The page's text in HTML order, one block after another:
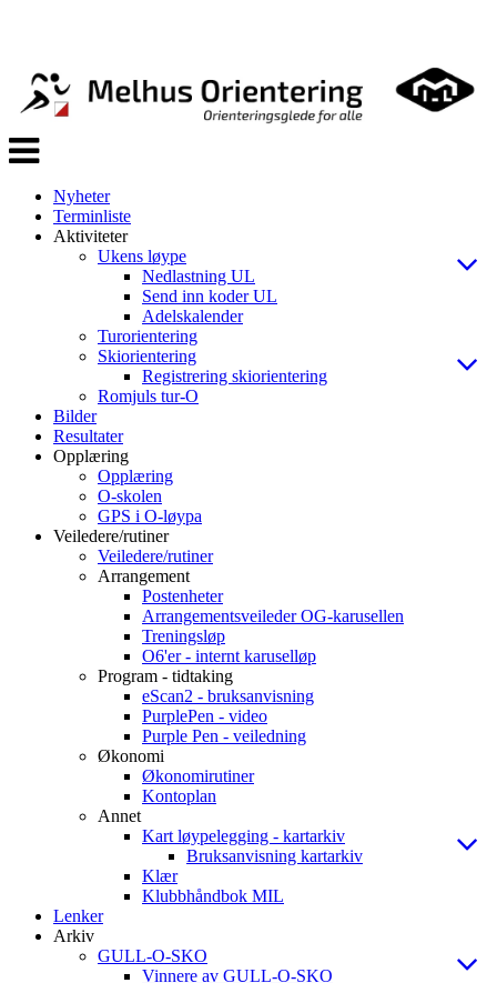
Veksle
navigasjon
Nyheter
Terminliste
Aktiviteter
Ukens løype
Nedlastning UL
Send inn koder UL
Adelskalender
Turorientering
Skiorientering
Registrering skiorientering
Romjuls tur-O
Bilder
Resultater
Opplæring
Opplæring
O-skolen
GPS i O-løypa
Veiledere/rutiner
Veiledere/rutiner
Arrangement
Postenheter
Arrangementsveileder OG-karusellen
Treningsløp
O6'er - internt karuselløp
Program - tidtaking
eScan2 - bruksanvisning
PurplePen - video
Purple Pen - veiledning
Økonomi
Økonomirutiner
Kontoplan
Annet
Kart løypelegging - kartarkiv
Bruksanvisning kartarkiv
Klær
Klubbhåndbok MIL
Lenker
Arkiv
GULL-O-SKO
Vinnere av GULL-O-SKO